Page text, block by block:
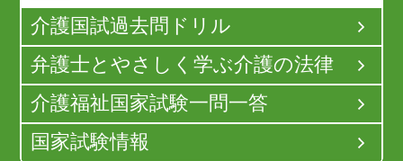
介護国試過去問ドリル
弁護士とやさしく学ぶ介護の法律
介護福祉国家試験一問一答
国家試験情報